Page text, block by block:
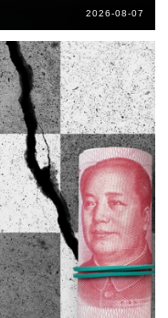
2026-08-07